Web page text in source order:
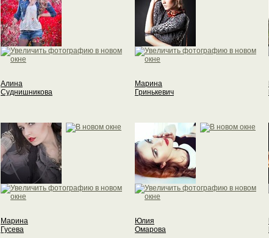
Алина
Суднишникова
Марина
Гринькевич
Марина
Гусева
Юлия
Омарова